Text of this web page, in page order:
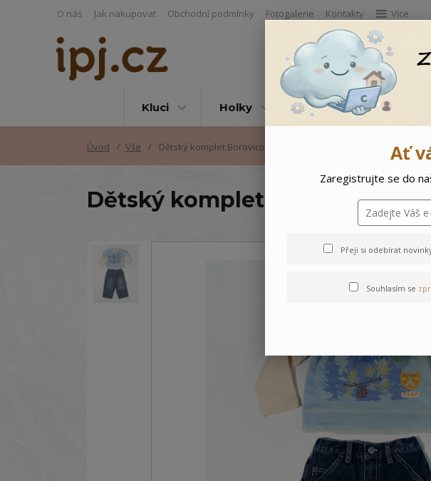
O nás Jak nakupovat Obchodní podmínky Fotogalerie Kontakty Více
Kluci Holky Vše Doprodej
Úvod Vše Dětský komplet Borovicový park
Dětský komplet Borovicový
Ať
Zaregistrujte se do
Přeji si odebírat
Souhlasím se